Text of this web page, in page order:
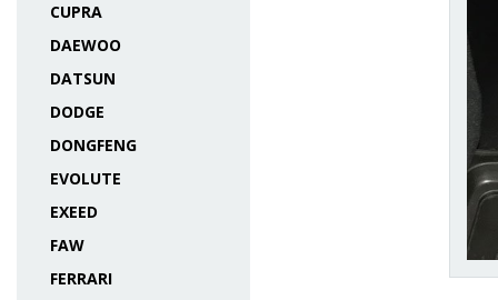
CUPRA
DAEWOO
DATSUN
DODGE
DONGFENG
EVOLUTE
EXEED
FAW
FERRARI